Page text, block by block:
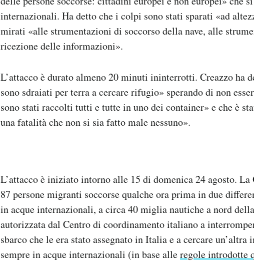
internazionali. Ha detto che i colpi sono stati sparati «ad
mirati «alle strumentazioni di soccorso della nave, alle
ricezione delle informazioni».
L’attacco è durato almeno 20 minuti ininterrotti. Creazzo ha
sono sdraiati per terra a cercare rifugio» sperando di non
sono stati raccolti tutti e tutte in uno dei container» e che è
una fatalità che non si sia fatto male nessuno».
L’attacco è iniziato intorno alle 15 di domenica 24 agosto.
87 persone migranti soccorse qualche ora prima in due
in acque internazionali, a circa 40 miglia nautiche a nord
autorizzata dal Centro di coordinamento italiano a
sbarco che le era stato assegnato in Italia e a cercare
sempre in acque internazionali (in base alleregole introdotte